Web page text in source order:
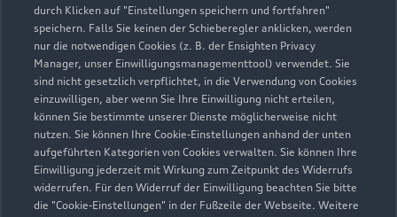
durch Klicken auf "Einstellungen speichern und fortfahren"
speichern. Falls Sie keinen der Schieberegler anklicken, werden
nur die notwendigen Cookies (z. B. der Ensighten Privacy
Manager, unser Einwilligungsmanagementtool) verwendet. Sie
sind nicht gesetzlich verpflichtet, in die Verwendung von Cookies
einzuwilligen, aber wenn Sie Ihre Einwilligung nicht erteilen,
können Sie bestimmte unserer Dienste möglicherweise nicht
nutzen. Sie können Ihre Cookie-Einstellungen anhand der unten
aufgeführten Kategorien von Cookies verwalten. Sie können Ihre
Einwilligung jederzeit mit Wirkung zum Zeitpunkt des Widerrufs
widerrufen. Für den Widerruf der Einwilligung beachten Sie bitte
die "Cookie-Einstellungen" in der Fußzeile der Webseite. Weitere
Zur Inspektion